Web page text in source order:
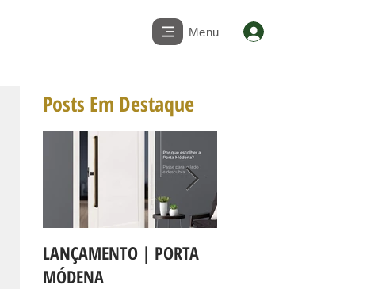
Menu
Posts Em Destaque
LANÇAMENTO | PORTA
MÓDENA